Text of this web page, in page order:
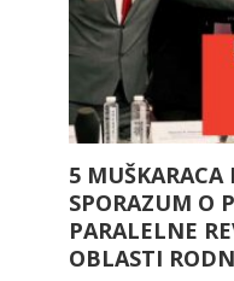
5 MUŠKARACA
SPORAZUM O
PARALELNE
OBLASTI